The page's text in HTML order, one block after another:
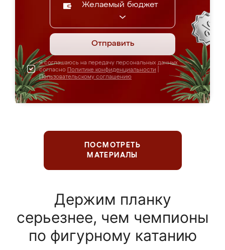
Желаемый бюджет
Отправить
Я соглашаюсь на передачу персональных данных
согласно Политике конфиденциальности
Пользовательскому соглашению
ПОСМОТРЕТЬ
МАТЕРИАЛЫ
Держим планку
серьезнее, чем чемпионы
по фигурному катанию